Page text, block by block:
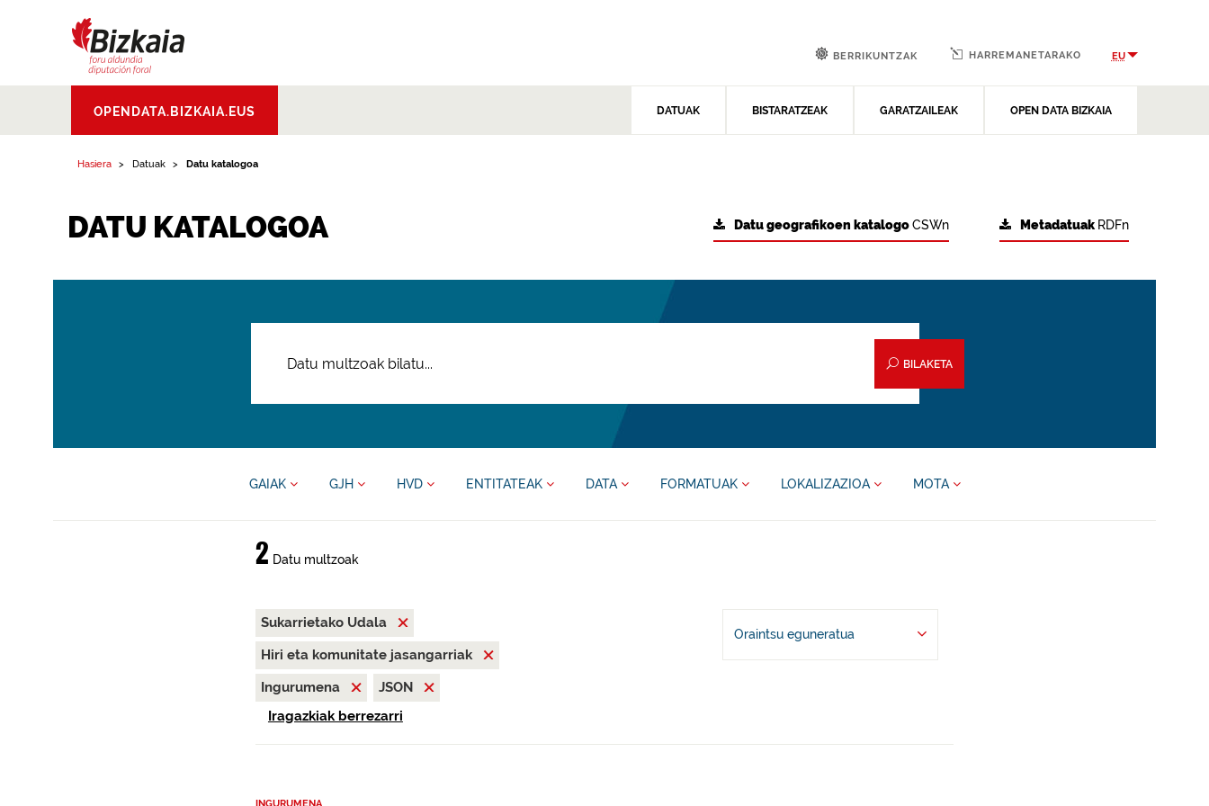
Aldundia.Diputacion
Foral de Bizkaia
OPENDATA.BIZKAIA.EUS DATUAK BISTARATZEAK GARATZAILEAK OPEN DATA BIZKAIA
BERRIKUNTZAK HARREMANETARAKO EU
Hasiera Datuak Datu katalogoa
DATU KATALOGOA Metadatuak RDFn
Datu geografikoen katalogoCSWn
BILAKETA
GAIAK GJH HVD ENTITATEAK DATA FORMATUAK LOKALIZAZIOA MOTA
2 Datu multzoak
Sukarrietako Udala
Hiri eta komunitate jasangarriak
Ingurumena
JSON
Iragazkiak berrezarri
Oraintsu eguneratua